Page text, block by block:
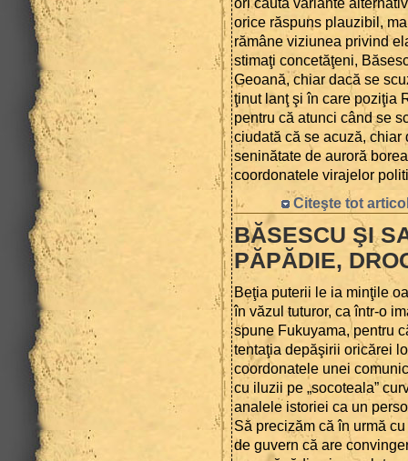
ori caută variante
orice răspuns plauzibil,
rămâne viziunea privind
stimaţi concetăţeni,
Geoană, chiar dacă se
ţinut lanţ şi în care poziţia
pentru că atunci când se
ciudată că se acuză, chiar
seninătate de auroră
coordonatele virajelor
Citeşte tot
BĂSESCU ŞI
PĂPĂDIE,
Beţia puterii le ia minţile
în văzul tuturor, ca într-o
spune Fukuyama, pentru
tentaţia depăşirii oricărei
coordonatele unei
cu iluzii pe „socoteala”
analele istoriei ca un
Să precizăm că în urmă
de guvern că are